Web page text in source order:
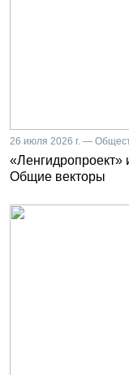
26 июля 2026 г. —
«Ленгидропроект»
Общие векторы